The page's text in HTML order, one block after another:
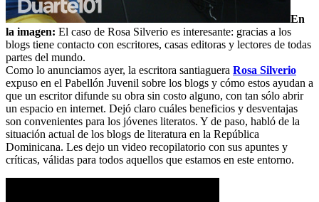
En
la imagen: El caso de Rosa Silverio es interesante: gracias a los
blogs tiene contacto con escritores, casas editoras y lectores de todas
partes del mundo.
Como lo anunciamos ayer, la escritora santiaguera Rosa Silverio
expuso en el Pabellón Juvenil sobre los blogs y cómo estos ayudan a
que un escritor difunde su obra sin costo alguno, con tan sólo abrir
un espacio en internet. Dejó claro cuáles beneficios y desventajas
son convenientes para los jóvenes literatos. Y de paso, habló de la
situación actual de los blogs de literatura en la República
Dominicana. Les dejo un video recopilatorio con sus apuntes y
críticas, válidas para todos aquellos que estamos en este entorno.